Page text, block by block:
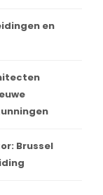
en
Brussel